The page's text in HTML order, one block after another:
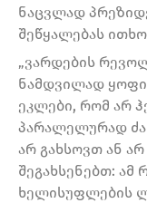
ნაცვლად
შეწყალებას
„ვარდების
ნამდვილად
ეკლები, რომ არ
პარალელურად
არ გახსოვთ ან
შეგახსენებთ:
ხელისუფლების